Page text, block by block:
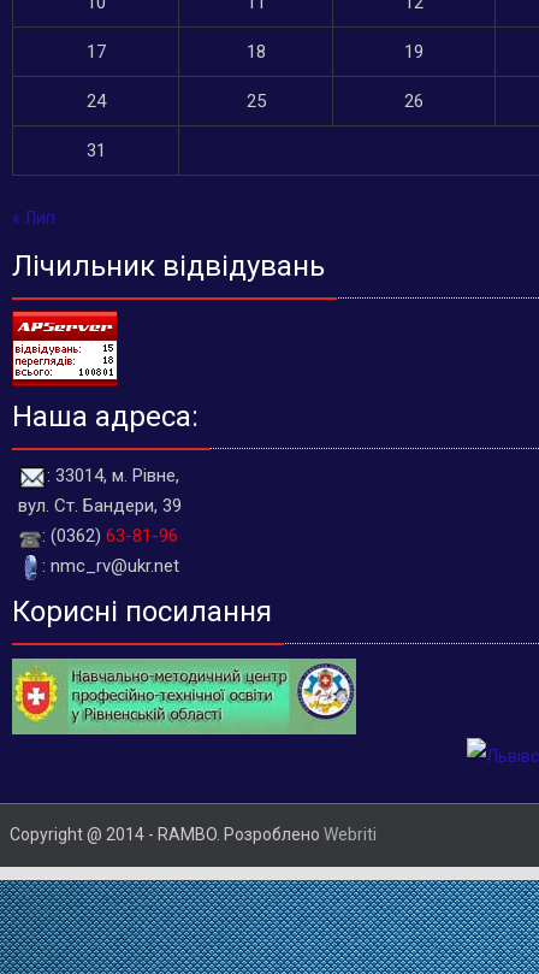
17 18 19
24 25 26
31
« Лип
Лічильник відвідувань
Наша адреса:
: 33014, м. Рівне,
вул. Ст. Бандери, 39
: (0362) 63-81-96
: nmc_rv@ukr.net
Корисні посилання
Copyright @ 2014 - RAMBO. Розроблено Webriti